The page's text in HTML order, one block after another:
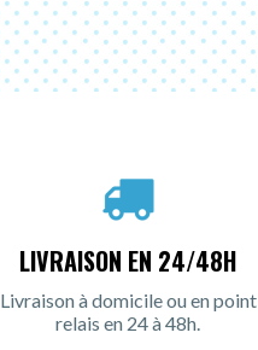
LIVRAISON EN 24/48H
Livraison à domicile ou en point
relais en 24 à 48h.